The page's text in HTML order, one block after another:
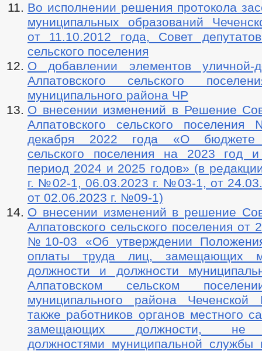
Во исполнении решения протокола
муниципальных образований
от 11.10.2012 года, Совет депутатов
сельского поселения
О добавлении элементов уличной-
Алпатовского сельского
муниципального района ЧР
О внесении изменений в Решение
Алпатовского сельского
декабря 2022 года «О бюджете
сельского поселения на 2023 год
период 2024 и 2025 годов» (в
г. №02-1, 06.03.2023 г. №03-1, от
от 02.06.2023 г. №09-1)
О внесении изменений в решение
Алпатовского сельского поселения от
№10-03 «Об утверждении
оплаты труда лиц, замещающих
должности и должности
Алпатовском сельском
муниципального района Чеченской
также работников органов местного
замещающих должности, не
должностями муниципальной службы